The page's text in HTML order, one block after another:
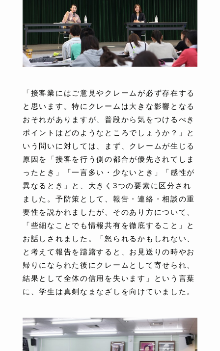
「接客業にはご意見やクレームが必ず存在する
と思います。特にクレームは大きな影響となる
おそれがありますが、普段から気をつけるべき
ポイントはどのようなところでしょうか？」と
いう問いに対しては、まず、クレームが生じる
原因を「接客を行う側の都合が優先されてしま
ったとき」「一言多い・少ないとき」「感性が
異なるとき」と、大きく3つの要素に区分され
ました。予防策として、報告・連絡・相談の重
要性を説かれましたが、そのあり方について、
「些細なことでも情報共有を徹底すること」と
お話しされました。「怒られるかもしれない、
と考えて報告を躊躇すると、お見送りの時やお
帰りになられた後にクレームとして寄せられ、
結果として全体の信用を失います」という言葉
に、学生は真剣なまなざしを向けていました。